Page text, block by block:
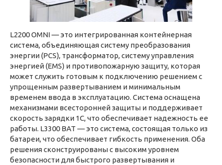
L2200 OMNI — это интегрированная контейнерная
система, объединяющая систему преобразования
энергии (PCS), трансформатор, систему управления
энергией (EMS) и противопожарную защиту, которая
может служить готовым к подключению решением с
упрощенным развертыванием и минимальным
временем ввода в эксплуатацию. Система оснащена
механизмами всесторонней защиты и поддерживает
скорость зарядки 1C, что обеспечивает надежность ее
работы. L3300 BAT — это система, состоящая только из
батареи, что обеспечивает гибкость применения. Оба
решения сконструированы с высоким уровнем
безопасности для быстрого развертывания и